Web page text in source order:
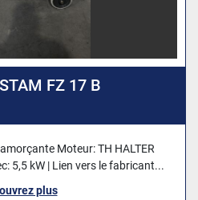
FZ 17 B
Moteur: TH HALTER
5,5 kW | Lien vers le fabricant...
plus